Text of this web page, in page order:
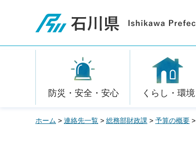
石川県
防災・安全・安心 くらし・環境
ホーム > 連絡先一覧 > 総務部財政課 > 予算の概要 >